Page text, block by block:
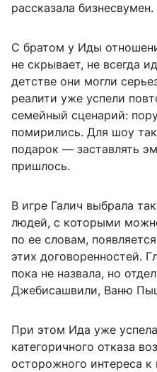
рассказала бизнесвумен.
С братом у Иды
не скрывает, не всегда
детстве они могли
реалити уже успели
семейный сценарий:
помирились. Для шоу
подарок — заставлять
пришлось.
В игре Галич выбрала
людей, с которыми
по ее словам,
этих договоренностей.
пока не назвала, но
Джебисашвили, Ваню
При этом Ида уже
категоричного отказа
осторожного интереса